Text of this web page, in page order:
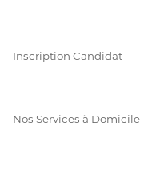
Inscription Candidat
Nos Services à Domicile